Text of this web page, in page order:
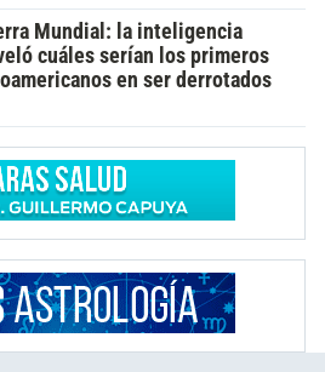
Mundial: la inteligencia
cuáles serían los primeros
en ser derrotados